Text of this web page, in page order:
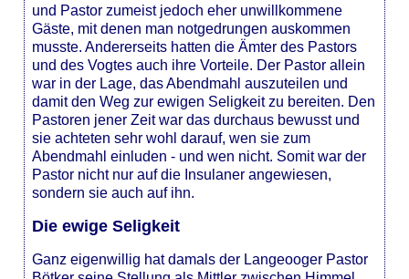
und Pastor zumeist jedoch eher unwillkommene
Gäste, mit denen man notgedrungen auskommen
musste. Andererseits hatten die Ämter des Pastors
und des Vogtes auch ihre Vorteile. Der Pastor allein
war in der Lage, das Abendmahl auszuteilen und
damit den Weg zur ewigen Seligkeit zu bereiten. Den
Pastoren jener Zeit war das durchaus bewusst und
sie achteten sehr wohl darauf, wen sie zum
Abendmahl einluden - und wen nicht. Somit war der
Pastor nicht nur auf die Insulaner angewiesen,
sondern sie auch auf ihn.
Die ewige Seligkeit
Ganz eigenwillig hat damals der Langeooger Pastor